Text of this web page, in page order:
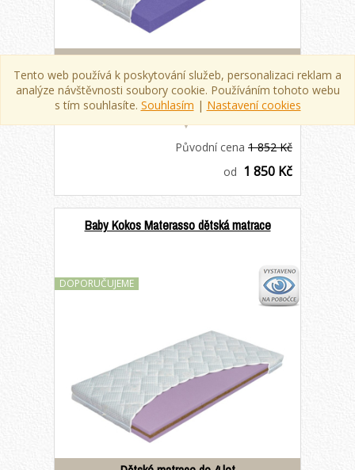
Dětské matrace do 4 let
Baby Comfort je dětská matrace z kvalitní
Studené HR pěny 40 Kg/m3. Správně nastavená
Původní cena 1 852 Kč
od 1 850 Kč
Baby Kokos Materasso dětská matrace
DOPORUČUJEME
Tento web používá k poskytování služeb, personalizaci reklam a
analýze návštěvnosti soubory cookie. Používáním tohoto webu
s tím souhlasíte. Souhlasím | Nastavení cookies